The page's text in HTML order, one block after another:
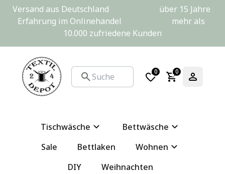
Versand aus Deutschland                         über 15 Jahre
Erfahrung im Onlinehandel                         mehr als
10.000 zufriedene Kunden
0 0
Tischwäsche
Bettwäsche
Sale
Bettlaken
Wohnen
DIY
Weihnachten